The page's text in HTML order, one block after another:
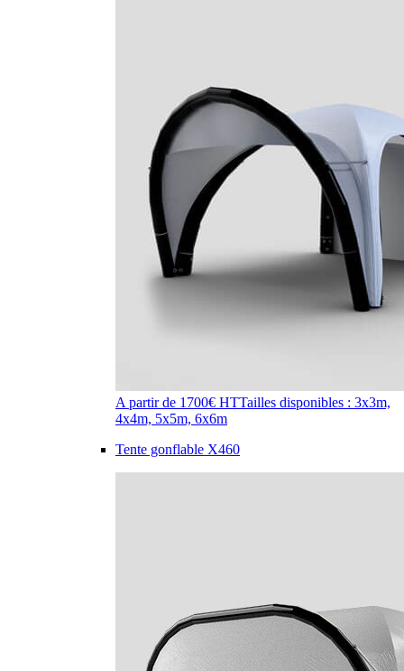
A partir de 1700€ HTTailles disponibles : 3x3m,
4x4m, 5x5m, 6x6m
Tente gonflable X460